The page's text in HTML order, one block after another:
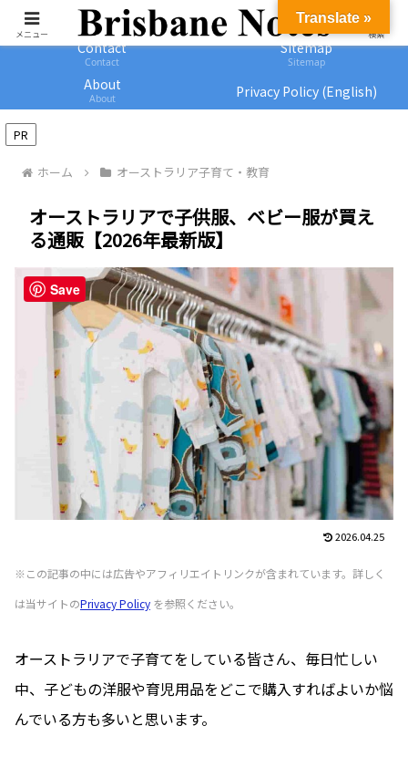
Home
Home
Privacy Policy
Privacy Policy
Contact
Contact
Sitemap
Sitemap
About
About Privacy Policy (English)
PR
ホーム オーストラリア子育て・教育
オーストラリアで子供服、ベビー服が買え
る通販【2026年最新版】
2026.04.25
※この記事の中には広告やアフィリエイトリンクが含まれています。詳しく
は当サイトのPrivacy Policy を参照ください。
オーストラリアで子育てをしている皆さん、毎日忙しい
中、子どもの洋服や育児用品をどこで購入すればよいか悩
んでいる方も多いと思います。
メニュー 検索
Translate »
Save